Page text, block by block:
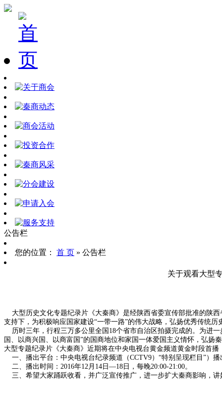
公告栏
您的位置： 首 页 » 公告栏
关于观看大型
大型历史文化专题纪录片《大秦商》是经陕西省委宣传部批准的陕
支持下，为积极响应国家建设“一带一路”的伟大战略，弘扬优秀传统
历时三年，行程三万多公里全国18个省市自治区拍摄完成的。为进
国、以商兴国、以商富国”的国商地位和家国一体爱国主义情怀，弘
大型专题纪录片《大秦商》近期将在中央电视台黄金频道黄金时段首播
一、播出平台：中央电视台纪录频道（CCTV9）“特别呈现栏目”）播
二、播出时间：2016年12月14日—18日，每晚20:00-21:00。
三、希望大家踊跃收看，并广泛宣传推广，进一步扩大秦商影响，